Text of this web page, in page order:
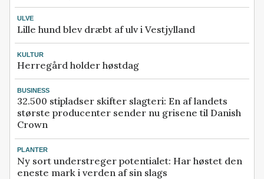
ULVE
Lille hund blev dræbt af ulv i Vestjylland
KULTUR
Herregård holder høstdag
BUSINESS
32.500 stipladser skifter slagteri: En af landets
største producenter sender nu grisene til Danish
Crown
PLANTER
Ny sort understreger potentialet: Har høstet den
eneste mark i verden af sin slags